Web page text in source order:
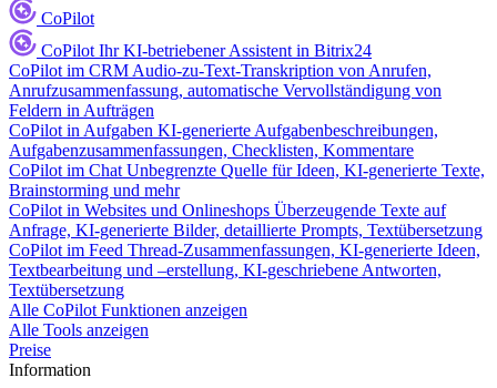
CoPilot
CoPilot Ihr KI-betriebener Assistent in Bitrix24
CoPilot im CRM Audio-zu-Text-Transkription von Anrufen,
Anrufzusammenfassung, automatische Vervollständigung von
Feldern in Aufträgen
CoPilot in Aufgaben KI-generierte Aufgabenbeschreibungen,
Aufgabenzusammenfassungen, Checklisten, Kommentare
CoPilot im Chat Unbegrenzte Quelle für Ideen, KI-generierte Texte,
Brainstorming und mehr
CoPilot in Websites und Onlineshops Überzeugende Texte auf
Anfrage, KI-generierte Bilder, detaillierte Prompts, Textübersetzung
CoPilot im Feed Thread-Zusammenfassungen, KI-generierte Ideen,
Textbearbeitung und –erstellung, KI-geschriebene Antworten,
Textübersetzung
Alle CoPilot Funktionen anzeigen
Alle Tools anzeigen
Preise
Information